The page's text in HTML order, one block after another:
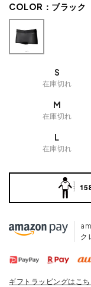
COLOR： ブラック
S
在庫切れ
M
在庫切れ
L
在庫切れ
ク
ギフトラッピングはこち